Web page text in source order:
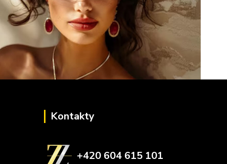
Kontakty
+420 604 615 101